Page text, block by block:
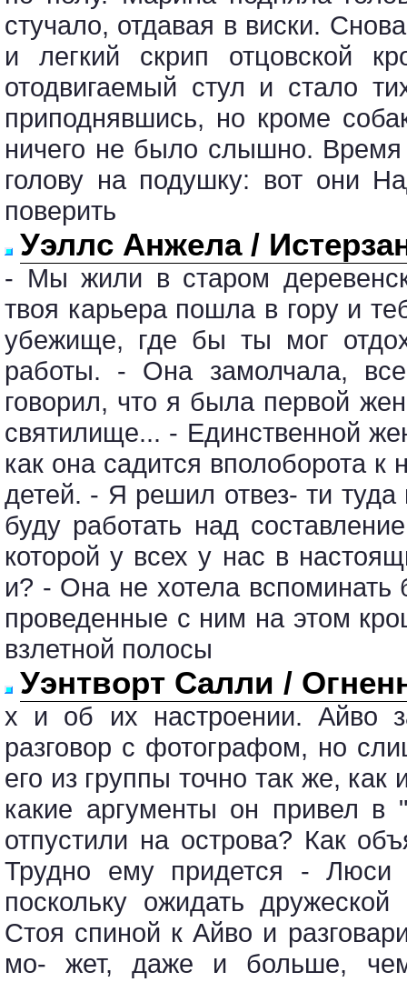
стучало, отдавая в виски.
и легкий скрип отцовской
отодвигаемый стул и стало
приподнявшись, но кроме
ничего не было слышно.
голову на подушку: вот они
поверить
Уэллс Анжела /
- Мы жили в старом
твоя карьера пошла в гору и
убежище, где бы ты мог
работы. - Она замолчала,
говорил, что я была первой
святилище... - Единственной
как она садится вполоборота
детей. - Я решил отвез- ти
буду работать над
которой у всех у нас в
и? - Она не хотела вспоминать
проведенные с ним на этом
взлетной полосы
Уэнтворт Салли /
х и об их настроении. Айво
разговор с фотографом, но
его из группы точно так же,
какие аргументы он привел в
отпустили на острова? Как
Трудно ему придется - Люси
поскольку ожидать
Стоя спиной к Айво и
мо- жет, даже и больше,